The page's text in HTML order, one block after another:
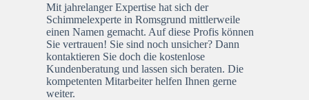
Mit jahrelanger Expertise hat sich der
Schimmelexperte in Romsgrund mittlerweile
einen Namen gemacht. Auf diese Profis können
Sie vertrauen! Sie sind noch unsicher? Dann
kontaktieren Sie doch die kostenlose
Kundenberatung und lassen sich beraten. Die
kompetenten Mitarbeiter helfen Ihnen gerne
weiter.